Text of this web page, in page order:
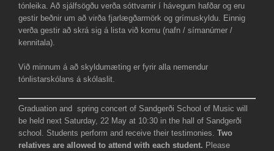
tónleika. Að sjálfsögðu verða sóttvarnir í hávegum hafðar og eru
gestir beðnir um að virða fjarlægðarmörk og grímuskyldu. Einnig
verða gestir að skrá sig á lista við komu (nafn / símanúmer /
kennitala).
Við minnum á að skyldumæting er fyrir alla nemendur
tónlistarskólans á skólaslit.
Graduation and spring concert of Sandgerði School of Music will
be held next Saturday, 22 May at 10:30 in the hall of Sandgerði
school. Students perform and receive their testimonies. Two
relatives are allowed to attend with each student. Please